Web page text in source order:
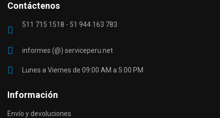
Contáctenos
511 715 1518 - 51 944 163 783
informes (@) serviceperu.net
Lunes a Viernes de 09:00 AM a 5:00 PM
Información
Envío y devoluciones